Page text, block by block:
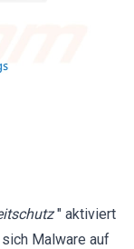
" aktiviert
Malware auf